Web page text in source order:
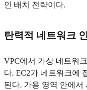
인 배치 전략이다.
탄력적 네트워크
VPC에서 가상 네트워
다. EC2가 네트워크에
된다. 가용 영역 안에서